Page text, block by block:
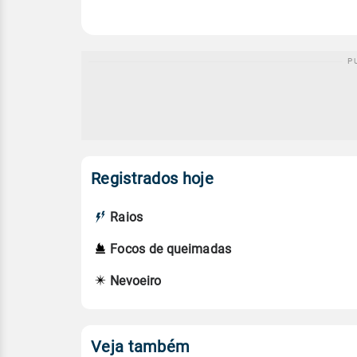
Registrados hoje
Raios
Focos de queimadas
Nevoeiro
Veja também